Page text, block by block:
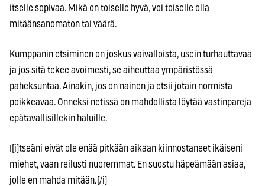
itselle sopivaa. Mikä on toiselle hyvä, voi toiselle olla
mitäänsanomaton tai väärä.
Kumppanin etsiminen on joskus vaivalloista, usein turhauttavaa
ja jos sitä tekee avoimesti, se aiheuttaa ympäristössä
paheksuntaa. Ainakin, jos on nainen ja etsii jotain normista
poikkeavaa. Onneksi netissä on mahdollista löytää vastinpareja
epätavallisillekin haluille.
I[i]tseäni eivät ole enää pitkään aikaan kiinnostaneet ikäiseni
miehet, vaan reilusti nuoremmat. En suostu häpeämään asiaa,
jolle en mahda mitään.[/i]